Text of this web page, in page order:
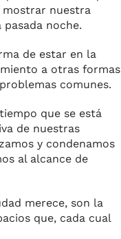
mostrar nuestra
noche.
de estar en la
a otras formas
comunes.
que se está
de nuestras
y condenamos
al alcance de
merece, son la
que, cada cual